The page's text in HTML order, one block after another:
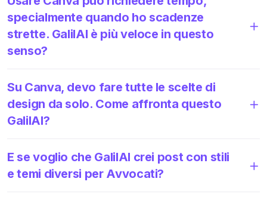
specialmente quando ho scadenze
strette. GalilAI è più veloce in questo
senso?
Su Canva, devo fare tutte le scelte di
design da solo. Come affronta questo
GalilAI?
E se voglio che GalilAI crei post con stili
e temi diversi per Avvocati?